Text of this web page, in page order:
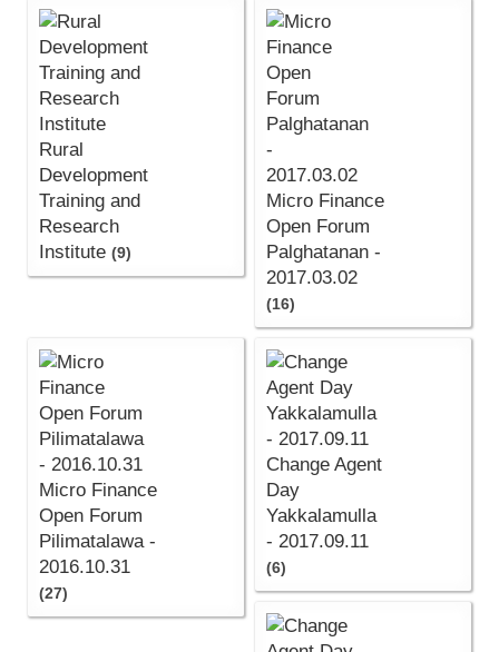
Rural
Development
Training and
Research
Institute (9)
Micro Finance
Open Forum
Palghatanan -
2017.03.02
(16)
Micro Finance
Open Forum
Pilimatalawa -
2016.10.31
(27)
Change Agent
Day
Yakkalamulla
- 2017.09.11
(6)